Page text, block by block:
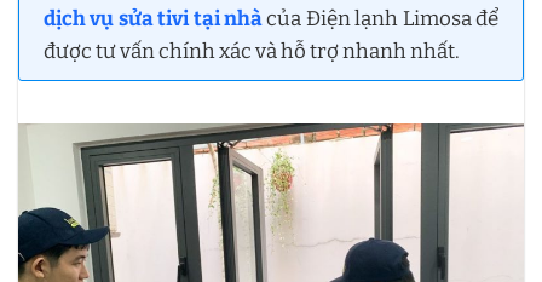
dịch vụ sửa tivi tại nhàcủa Điện lạnh Limosa để
được tư vấn chính xác và hỗ trợ nhanh nhất.